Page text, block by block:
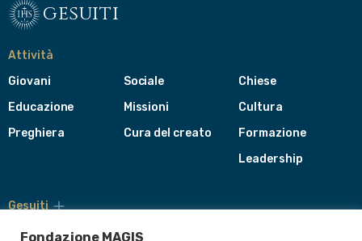
gesuiti
Attività
Giovani
Educazione
Preghiera
Sociale
Missioni
Cura del creato
Chiese
Cultura
Formazione
Leadership
Gesuiti
di
Fondazione MAGIS